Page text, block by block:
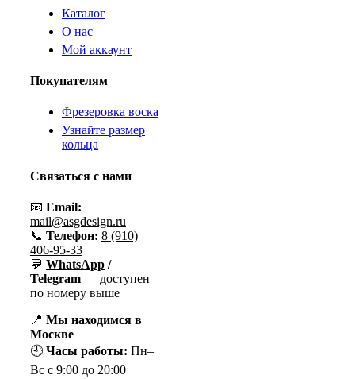
Каталог
О нас
Мой аккаунт
Покупателям
Фрезеровка воска
Узнайте размер
кольца
Связаться с нами
📧 Email:
mail@asgdesign.ru
📞 Телефон: 8 (910)
406-95-33
💬 WhatsApp /
Telegram — доступен
по номеру выше
📍 Мы находимся в
Москве
🕘 Часы работы: Пн–
Вс с 9:00 до 20:00